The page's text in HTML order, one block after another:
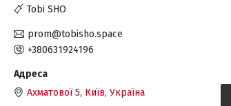
Tobi SHO
prom@tobisho.space
+380631924196
Ахматової 5, Київ, Україна